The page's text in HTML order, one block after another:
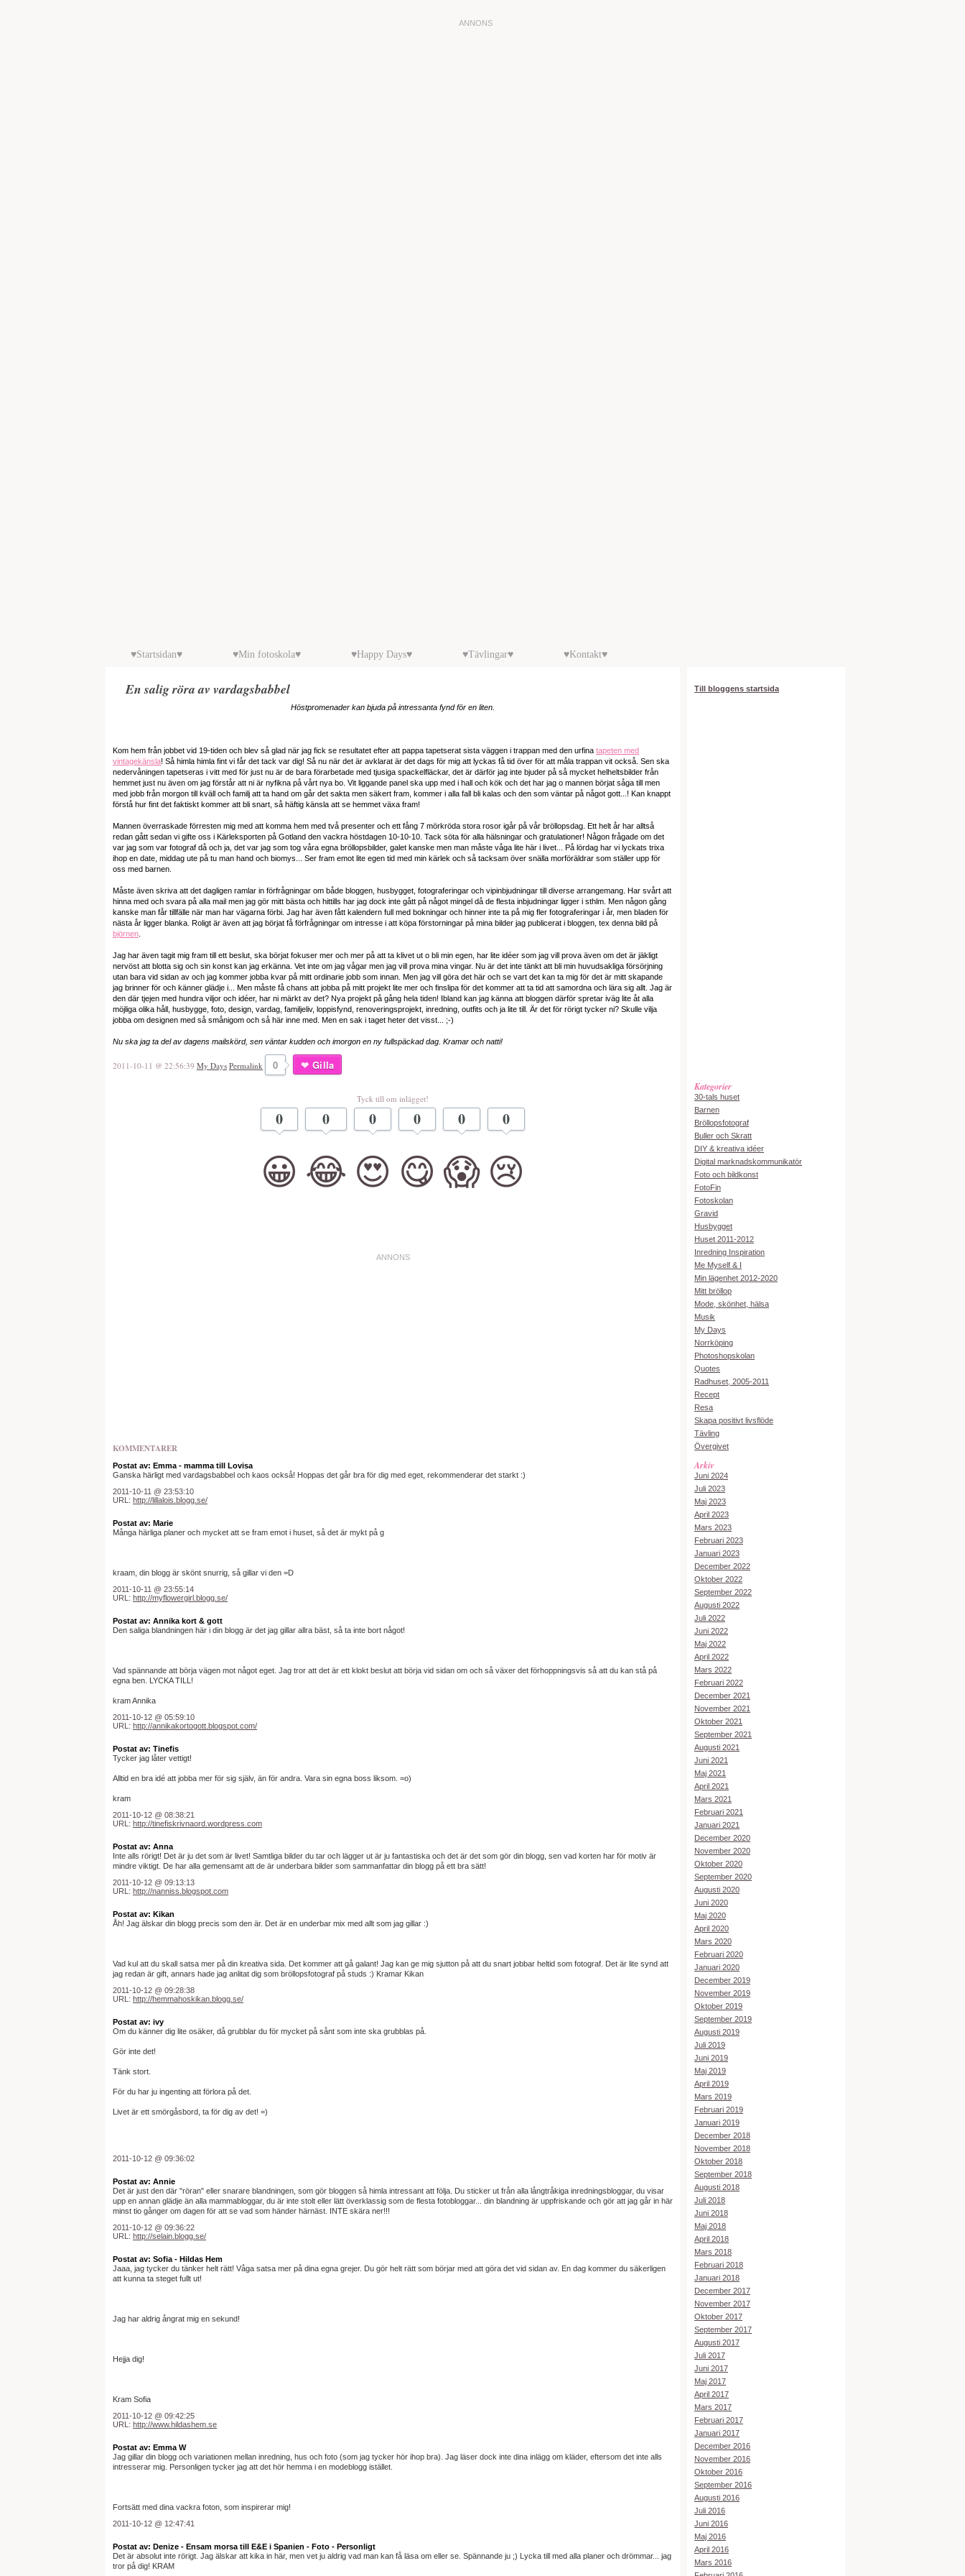
♥Startsidan♥ ♥Min fotoskola♥ ♥Happy Days♥ ♥Tävlingar♥ ♥Kontakt♥
En salig röra av vardagsbabbel
Höstpromenader kan bjuda på intressanta fynd för en liten.
Kom hem från jobbet vid 19-tiden och blev så glad när jag fick se resultatet efter att pappa tapetserat sista väggen i trappan med den urfina tapeten med
vintagekänsla! Så himla himla fint vi får det tack var dig! Så nu när det är avklarat är det dags för mig att lyckas få tid över för att måla trappan vit också. Sen ska
nedervåningen tapetseras i vitt med för just nu är de bara förarbetade med tjusiga spackelfläckar, det är därför jag inte bjuder på så mycket helheltsbilder från
hemmet just nu även om jag förstår att ni är nyfikna på vårt nya bo. Vit liggande panel ska upp med i hall och kök och det har jag o mannen börjat såga till men
med jobb från morgon till kväll och familj att ta hand om går det sakta men säkert fram, kommer i alla fall bli kalas och den som väntar på något gott...! Kan knappt
förstå hur fint det faktiskt kommer att bli snart, så häftig känsla att se hemmet växa fram!
Mannen överraskade förresten mig med att komma hem med två presenter och ett fång 7 mörkröda stora rosor igår på vår bröllopsdag. Ett helt år har alltså
redan gått sedan vi gifte oss i Kärleksporten på Gotland den vackra höstdagen 10-10-10. Tack söta för alla hälsningar och gratulationer! Någon frågade om det
var jag som var fotograf då och ja, det var jag som tog våra egna bröllopsbilder, galet kanske men man måste våga lite här i livet... På lördag har vi lyckats trixa
ihop en date, middag ute på tu man hand och biomys... Ser fram emot lite egen tid med min kärlek och så tacksam över snälla morföräldrar som ställer upp för
oss med barnen.
Måste även skriva att det dagligen ramlar in förfrågningar om både bloggen, husbygget, fotograferingar och vipinbjudningar till diverse arrangemang. Har svårt att
hinna med och svara på alla mail men jag gör mitt bästa och hittills har jag dock inte gått på något mingel då de flesta inbjudningar ligger i sthlm. Men någon gång
kanske man får tillfälle när man har vägarna förbi. Jag har även fått kalendern full med bokningar och hinner inte ta på mig fler fotograferingar i år, men bladen för
nästa år ligger blanka. Roligt är även att jag börjat få förfrågningar om intresse i att köpa förstorningar på mina bilder jag publicerat i bloggen, tex denna bild på
björnen
Jag har även tagit mig fram till ett beslut, ska börjat fokuser mer och mer på att ta klivet ut o bli min egen, har lite idéer som jag vill prova även om det är jäkligt
nervöst att blotta sig och sin konst kan jag erkänna. Vet inte om jag vågar men jag vill prova mina vingar. Nu är det inte tänkt att bli min huvudsakliga försörjning
utan bara vid sidan av och jag kommer jobba kvar på mitt ordinarie jobb som innan. Men jag vill göra det här och se vart det kan ta mig för det är mitt skapande
jag brinner för och känner glädje i... Men måste få chans att jobba på mitt projekt lite mer och finslipa för det kommer att ta tid att samordna och lära sig allt. Jag är
den där tjejen med hundra viljor och idéer, har ni märkt av det? Nya projekt på gång hela tiden! Ibland kan jag känna att bloggen därför spretar iväg lite åt alla
möjliga olika håll, husbygge, foto, design, vardag, familjeliv, loppisfynd, renoveringsprojekt, inredning, outfits och ja lite till. Är det för rörigt tycker ni? Skulle vilja
jobba om designen med så smånigom och så här inne med. Men en sak i taget heter det visst... ;-)
Nu ska jag ta del av dagens mailskörd, sen väntar kudden och imorgon en ny fullspäckad dag. Kramar och natti!
2011-10-11 @ 22:56:39 My Days Permalink 0 Gilla
Tyck till om inlägget!
0
😀
0
😂
0
😍
0
😋
0
😱
0
😢
KOMMENTARER
Postat av: Emma - mamma till Lovisa
Ganska härligt med vardagsbabbel och kaos också! Hoppas det går bra för dig med eget, rekommenderar det starkt :)
2011-10-11 @ 23:53:10
URL: http://lillalois.blogg.se/
Postat av: Marie
Många härliga planer och mycket att se fram emot i huset, så det är mykt på g
kraam, din blogg är skönt snurrig, så gillar vi den =D
2011-10-11 @ 23:55:14
URL: http://myflowergirl.blogg.se/
Postat av: Annika kort & gott
Den saliga blandningen här i din blogg är det jag gillar allra bäst, så ta inte bort något!
Vad spännande att börja vägen mot något eget. Jag tror att det är ett klokt beslut att börja vid sidan om och så växer det förhoppningsvis så att du kan stå på
egna ben. LYCKA TILL!
kram Annika
2011-10-12 @ 05:59:10
URL: http://annikakortogott.blogspot.com/
Postat av: Tinefis
Tycker jag låter vettigt!
Alltid en bra idé att jobba mer för sig själv, än för andra. Vara sin egna boss liksom. =o)
kram
2011-10-12 @ 08:38:21
URL: http://tinefiskrivnaord.wordpress.com
Postat av: Anna
Inte alls rörigt! Det är ju det som är livet! Samtliga bilder du tar och lägger ut är ju fantastiska och det är det som gör din blogg, sen vad korten har för motiv är
mindre viktigt. De har alla gemensamt att de är underbara bilder som sammanfattar din blogg på ett bra sätt!
2011-10-12 @ 09:13:13
URL: http://nanniss.blogspot.com
Postat av: Kikan
Åh! Jag älskar din blogg precis som den är. Det är en underbar mix med allt som jag gillar :)
Vad kul att du skall satsa mer på din kreativa sida. Det kommer att gå galant! Jag kan ge mig sjutton på att du snart jobbar heltid som fotograf. Det är lite synd att
jag redan är gift, annars hade jag anlitat dig som bröllopsfotograf på studs :) Kramar Kikan
2011-10-12 @ 09:28:38
URL: http://hemmahoskikan.blogg.se/
Postat av: ivy
Om du känner dig lite osäker, då grubblar du för mycket på sånt som inte ska grubblas på.
Gör inte det!
Tänk stort.
För du har ju ingenting att förlora på det.
Livet är ett smörgåsbord, ta för dig av det! =)
2011-10-12 @ 09:36:02
Postat av: Annie
Det är just den där "röran" eller snarare blandningen, som gör bloggen så himla intressant att följa. Du sticker ut från alla långtråkiga inredningsbloggar, du visar
upp en annan glädje än alla mammabloggar, du är inte stolt eller lätt överklassig som de flesta fotobloggar... din blandning är uppfriskande och gör att jag går in här
minst tio gånger om dagen för att se vad som händer härnäst. INTE skära ner!!!
2011-10-12 @ 09:36:22
URL: http://selain.blogg.se/
Postat av: Sofia - Hildas Hem
Jaaa, jag tycker du tänker helt rätt! Våga satsa mer på dina egna grejer. Du gör helt rätt som börjar med att göra det vid sidan av. En dag kommer du säkerligen
att kunna ta steget fullt ut!
Jag har aldrig ångrat mig en sekund!
Hejja dig!
Kram Sofia
2011-10-12 @ 09:42:25
URL: http://www.hildashem.se
Postat av: Emma W
Jag gillar din blogg och variationen mellan inredning, hus och foto (som jag tycker hör ihop bra). Jag läser dock inte dina inlägg om kläder, eftersom det inte alls
intresserar mig. Personligen tycker jag att det hör hemma i en modeblogg istället.
Fortsätt med dina vackra foton, som inspirerar mig!
2011-10-12 @ 12:47:41
Postat av: Denize - Ensam morsa till E&E i Spanien - Foto - Personligt
Det är absolut inte rörigt. Jag älskar att kika in här, men vet ju aldrig vad man kan få läsa om eller se. Spännande ju ;) Lycka till med alla planer och drömmar... jag
tror på dig! KRAM
Till bloggens startsida
Kategorier
30-tals huset
Barnen
Bröllopsfotograf
Buller och Skratt
DIY & kreativa idéer
Digital marknadskommunikatör
Foto och bildkonst
FotoFin
Fotoskolan
Gravid
Husbygget
Huset 2011-2012
Inredning Inspiration
Me Myself & I
Min lägenhet 2012-2020
Mitt bröllop
Mode, skönhet, hälsa
Musik
My Days
Norrköping
Photoshopskolan
Quotes
Radhuset, 2005-2011
Recept
Resa
Skapa positivt livsflöde
Tävling
Övergivet
Arkiv
Juni 2024
Juli 2023
Maj 2023
April 2023
Mars 2023
Februari 2023
Januari 2023
December 2022
Oktober 2022
September 2022
Augusti 2022
Juli 2022
Juni 2022
Maj 2022
April 2022
Mars 2022
Februari 2022
December 2021
November 2021
Oktober 2021
September 2021
Augusti 2021
Juni 2021
Maj 2021
April 2021
Mars 2021
Februari 2021
Januari 2021
December 2020
November 2020
Oktober 2020
September 2020
Augusti 2020
Juni 2020
Maj 2020
April 2020
Mars 2020
Februari 2020
Januari 2020
December 2019
November 2019
Oktober 2019
September 2019
Augusti 2019
Juli 2019
Juni 2019
Maj 2019
April 2019
Mars 2019
Februari 2019
Januari 2019
December 2018
November 2018
Oktober 2018
September 2018
Augusti 2018
Juli 2018
Juni 2018
Maj 2018
April 2018
Mars 2018
Februari 2018
Januari 2018
December 2017
November 2017
Oktober 2017
September 2017
Augusti 2017
Juli 2017
Juni 2017
Maj 2017
April 2017
Mars 2017
Februari 2017
Januari 2017
December 2016
November 2016
Oktober 2016
September 2016
Augusti 2016
Juli 2016
Juni 2016
Maj 2016
April 2016
Mars 2016